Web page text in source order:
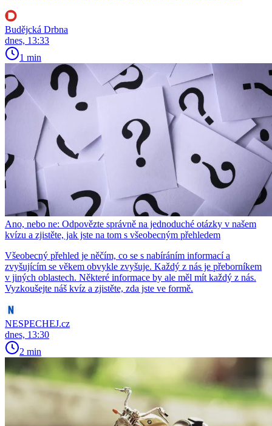
Budějcká Drbna
dnes, 13:33
1 min
Ano, nebo ne: Odpovězte správně na jednoduché otázky v našem
kvízu a zjistěte, jak jste na tom s všeobecným přehledem
Všeobecný přehled je něčím, co se s nabíráním informací a
zvyšujícím se věkem obvykle zvyšuje. Každý z nás je přeborníkem
v jiných oblastech. Některé informace by ale měl mít každý z nás.
Vyzkoušejte náš kvíz a zjistěte, zda jste ve formě.
NESPECHEJ.cz
dnes, 13:30
2 min